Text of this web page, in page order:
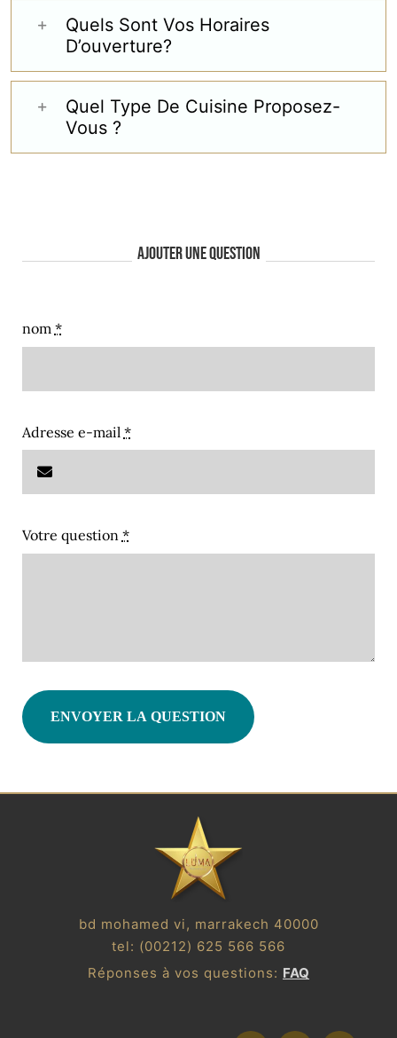
Quels Sont Vos Horaires
D’ouverture?
Quel Type De Cuisine Proposez-
Vous ?
Ajouter une question
nom *
Adresse e-mail *
Votre question *
ENVOYER LA QUESTION
bd mohamed vi, marrakech 40000
tel: (00212) 625 566 566
Réponses à vos questions: FAQ